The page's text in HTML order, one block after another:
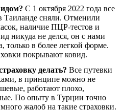
С 1 октября 2022 года все
Таиланде сняли. Отменили
наличие ПЦР-тестов и
никуда не делся, он с нами
только в более легкой форме.
покрывают ковид.
делать? Все путевки
в принципе можно не
работают плохо,
По опыту в Турции точно
жалоб на такие страховки.